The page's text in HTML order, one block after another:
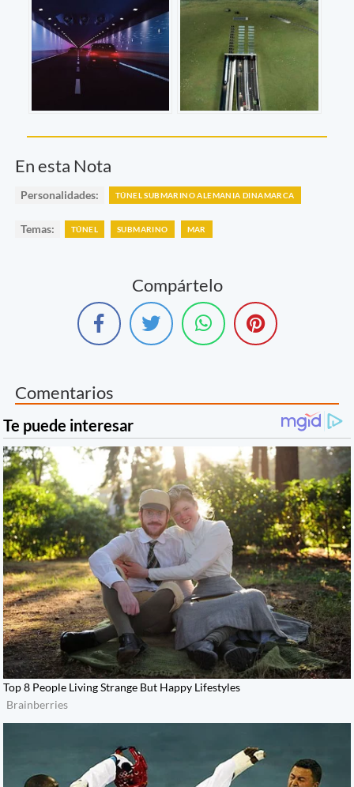
En esta Nota
Personalidades: TÚNEL SUBMARINO ALEMANIA DINAMARCA
Temas: TÚNEL SUBMARINO MAR
Compártelo
Comentarios